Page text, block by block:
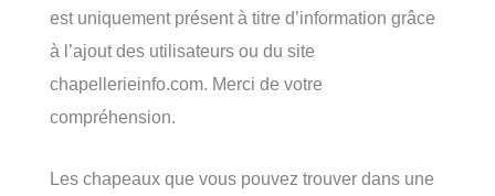
est uniquement présent à titre d’information grâce
à l’ajout des utilisateurs ou du site
chapellerieinfo.com. Merci de votre
compréhension.
Les chapeaux que vous pouvez trouver dans une